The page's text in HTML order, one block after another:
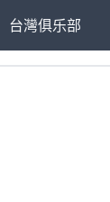
台灣俱乐部